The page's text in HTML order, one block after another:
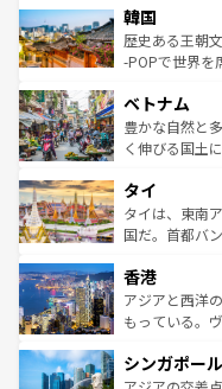
ワイを、存分に味わって
はコンテンツ
いる。アクテ
ビング、ハイ
い。オースト
参照してほしい
ン）、静ひつ
と山間の静け
驚きをもたら
容にもいいと
照してほしい。
韓国
歴史ある王朝
-POPで世界を
き、地方に足
できる。そし
まで、さまざ
リティに包ま
覧を参照して
ベトナム
豊かな自然と
く伸びる国土
急速な発展と
ーチミン市の
醸し出してい
とつ。フォー
ひ現地で味わ
が旅行者を迎
参照してほしい
タイ
タイは、東南
国だ。首都バ
の活気が交差
帯で自然と触
いビーチでリ
激する。気候
が待っている
香港
アジアと西洋
もっている。
み、どこを訪
ており、効率
シンガポール